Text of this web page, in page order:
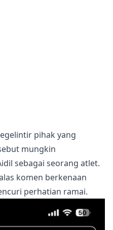
pihak yang
mungkin
sebagai seorang atlet.
komen berkenaan
perhatian ramai.